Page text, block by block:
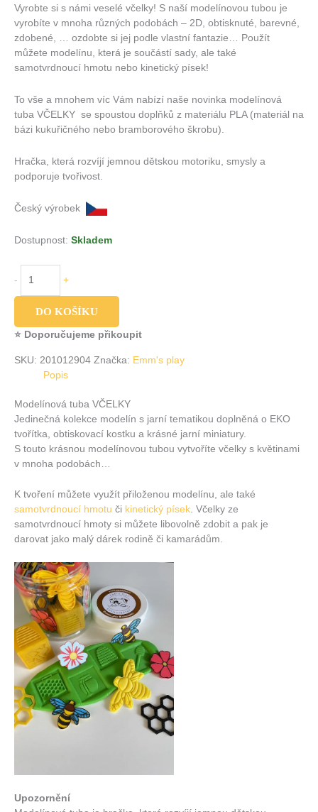
Vyrobte si s námi veselé včelky! S naší modelínovou tubou je
vyrobíte v mnoha různých podobách – 2D, obtisknuté, barevné,
zdobené, … ozdobte si jej podle vlastní fantazie… Použít
můžete modelínu, která je součástí sady, ale také
samotvrdnoucí hmotu nebo kinetický písek!
To vše a mnohem víc Vám nabízí naše novinka modelínová
tuba VČELKY se spoustou doplňků z materiálu PLA (materiál na
bázi kukuřičného nebo bramborového škrobu).
Hračka, která rozvíjí jemnou dětskou motoriku, smysly a
podporuje tvořivost.
Český výrobek
Dostupnost: Skladem
- +
DO KOŠÍKU
⭐ Doporučujeme přikoupit
SKU: 201012904 Značka: Emm's play
Popis
Modelínová tuba VČELKY
Jedinečná kolekce modelín s jarní tematikou doplněná o EKO
tvořítka, obtiskovací kostku a krásné jarní miniatury.
S touto krásnou modelínovou tubou vytvoříte včelky s květinami
v mnoha podobách…
K tvoření můžete využít přiloženou modelínu, ale také
samotvrdnoucí hmotu či kinetický písek. Včelky ze
samotvrdnoucí hmoty si můžete libovolně zdobit a pak je
darovat jako malý dárek rodině či kamarádům.
Upozornění